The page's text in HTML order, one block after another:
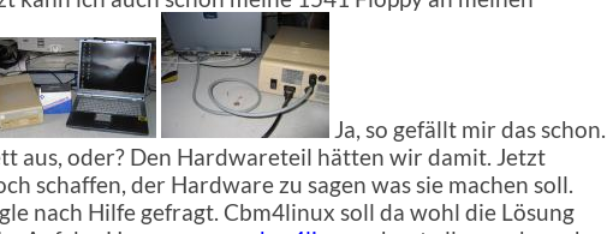
Ja, so gefällt mir das schon.
aus, oder? Den Hardwareteil hätten wir damit. Jetzt
schaffen, der Hardware zu sagen was sie machen soll.
nach Hilfe gefragt. Cbm4linux soll da wohl die Lösung